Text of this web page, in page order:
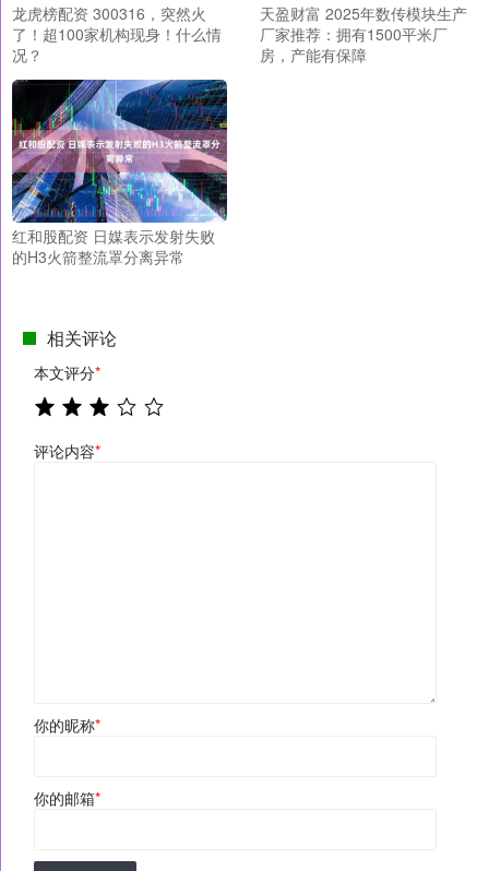
龙虎榜配资 300316，突然火
了！超100家机构现身！什么情
况？
天盈财富 2025年数传模块生产
厂家推荐：拥有1500平米厂
房，产能有保障
红和股配资 日媒表示发射失败
的H3火箭整流罩分离异常
相关评论
本文评分*
评论内容*
你的昵称*
你的邮箱*